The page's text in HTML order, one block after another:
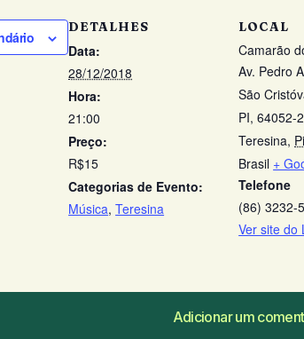
DETALHES
Data:
28/12/2018
Hora:
21:00
Preço:
R$15
Categorias de Evento:
Música,Teresina
LOCAL
Camarão
Av. Pedro
São
PI, 64052-
Teresina,
Brasil +
Telefone
(86) 3232-
Ver site do
Adicionar um